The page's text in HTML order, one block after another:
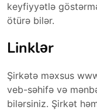
keyfiyyətlə
ötürə bilər.
Linklər
Şirkətə məxsus
veb-səhifə və
bilərsiniz. Şirkət